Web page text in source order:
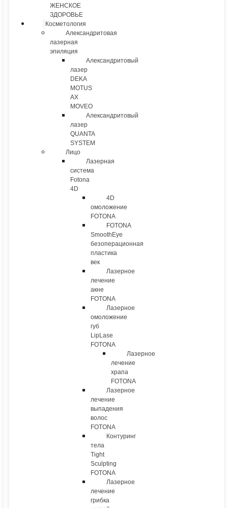
ЖЕНСКОЕ
ЗДОРОВЬЕ
Косметология
Александритовая
лазерная
эпиляция
Александритовый
лазер
DEKA
MOTUS
AX
MOVEO
Александритовый
лазер
QUANTA
SYSTEM
Лицо
Лазерная
система
Fotona
4D
4D
омоложение
FOTONA
FOTONA
SmoothEye
безоперационная
пластика
век
Лазерное
лечение
акне
FOTONA
Лазерное
омоложение
губ
LipLase
FOTONA
Лазерное
лечение
храпа
FOTONA
Лазерное
лечение
выпадения
волос
FOTONA
Контуринг
тела
Tight
Sculpting
FOTONA
Лазерное
лечение
грибка